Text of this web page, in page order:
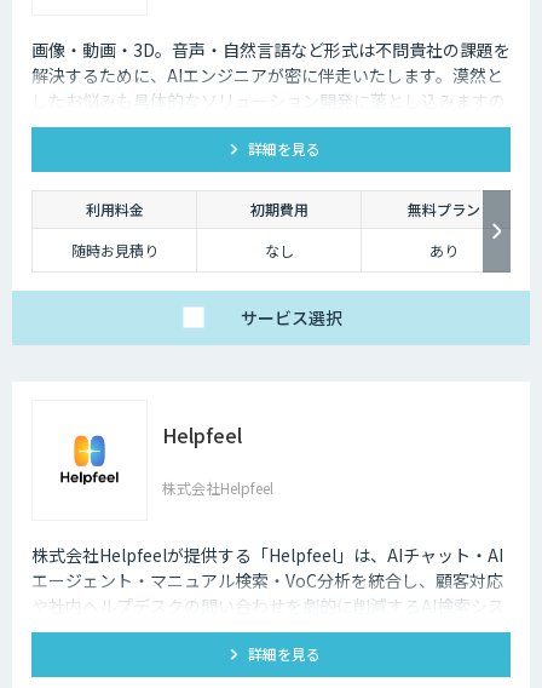
画像・動画・3D。音声・自然言語など形式は不問貴社の課題を
解決するために、AIエンジニアが密に伴走いたします。漠然と
したお悩みも具体的なソリューション開発に落とし込みますの
で、お気軽にご相談ください。
詳細を見る
利用料金 初期費用
無料プラン
随時お見積り
なし あり
サービス選択
Helpfeel
株式会社Helpfeel
株式会社Helpfeelが提供する「Helpfeel」は、AIチャット・AI
エージェント・マニュアル検索・VoC分析を統合し、顧客対応
や社内ヘルプデスクの問い合わせを劇的に削減するAI検索シス
テムです。特許技術と手厚い伴走支援で、誰でも即座に答えを
詳細を見る